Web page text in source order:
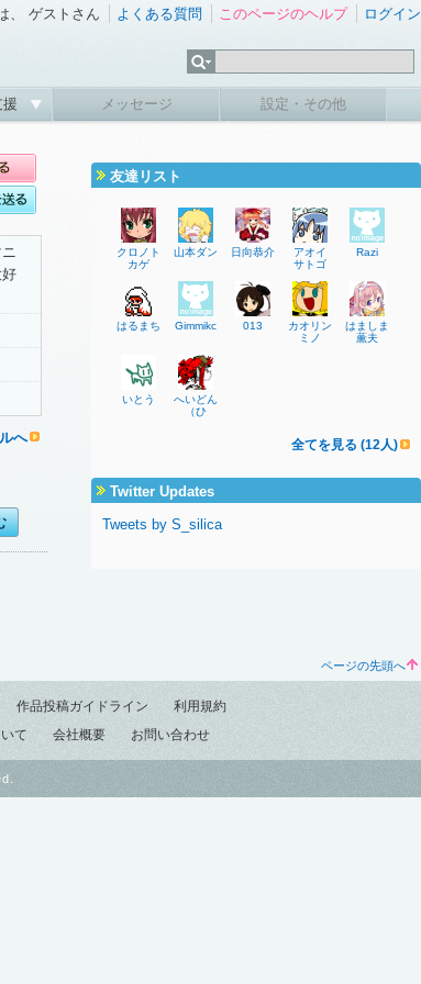
、 ゲストさん よくある質問 このページのヘルプ ログイン
メッセージ 設定・その他
へ
友達リスト
クロノト
カゲ
山本ダン 日向恭介
アオイ
サトゴ
Razi
はるまち Gimmikc 013
カオリン
ミノ
はましま
薫夫
いとう
へいどん
（ひ
全てを見る (12人)
Twitter Updates
Tweets by S_silica
ページの先頭へ
作品投稿ガイドライン
利用規約
て 会社概要 お問い合わせ